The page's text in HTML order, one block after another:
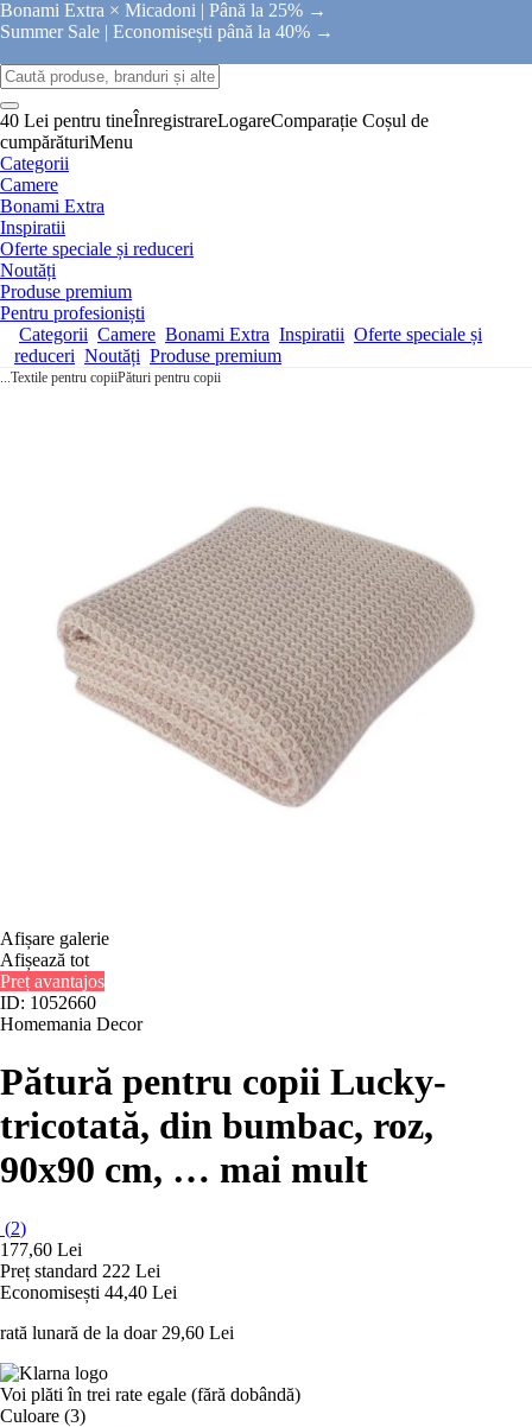
Bonami Extra × Micadoni | Până la 25% →
Summer Sale | Economisești până la 40% →
40 Lei pentru tineÎnregistrareLogareComparație Coșul de
cumpărăturiMenu
Categorii
Camere
Bonami Extra
Inspiratii
Oferte speciale și reduceri
Noutăți
Produse premium
Pentru profesioniști
Categorii Camere Bonami Extra Inspiratii Oferte speciale și
reduceri Noutăți Produse premium
...Textile pentru copiiPături pentru copii
Afișare galerie
Afișează tot
Preț avantajos
ID: 1052660
Homemania Decor
Pătură pentru copii Lucky-
tricotată, din bumbac, roz,
90x90 cm, … mai mult
(2)
177,60 Lei
Preț standard 222 Lei
Economisești 44,40 Lei
rată lunară de la doar 29,60 Lei
Voi plăti în trei rate egale (fără dobândă)
Culoare (3)